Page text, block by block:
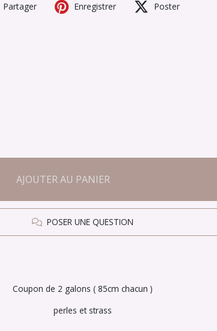
Partager Enregistrer Poster
AJOUTER AU PANIER
POSER UNE QUESTION
Coupon de 2 galons ( 85cm chacun )
perles et strass